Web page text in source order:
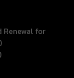
Renewal for